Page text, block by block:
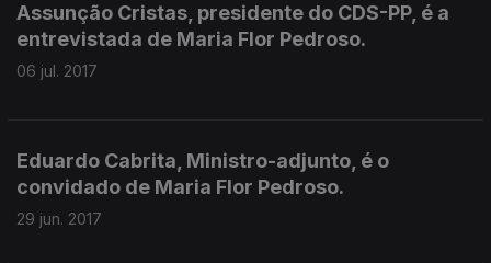
Assunção Cristas, presidente do CDS-PP, é a
entrevistada de Maria Flor Pedroso.
06 jul. 2017
Eduardo Cabrita, Ministro-adjunto, é o
convidado de Maria Flor Pedroso.
29 jun. 2017